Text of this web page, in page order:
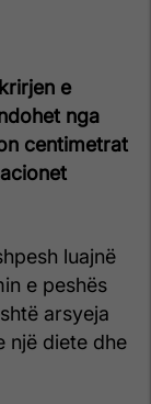
e
nga
centimetrat
luajnë
e peshës
arsyeja
një diete dhe